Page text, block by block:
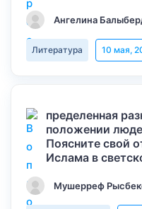
Ангелина
Литература 10 мая,
пределенная
положении
Поясните свой
Ислама в
Мушерреф